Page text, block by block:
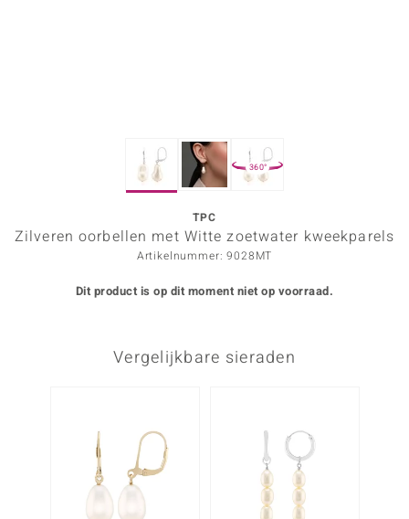
360°
TPC
Zilveren oorbellen met Witte zoetwater kweekparels
Artikelnummer: 9028MT
Dit product is op dit moment niet op voorraad.
Vergelijkbare sieraden